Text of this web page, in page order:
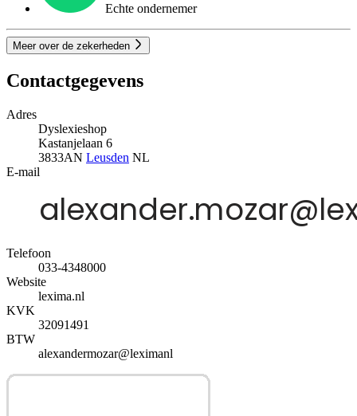
Echte ondernemer
Meer over de zekerheden
Contactgegevens
Adres
Dyslexieshop
Kastanjelaan 6
3833AN Leusden NL
E-mail
Telefoon
033-4348000
Website
lexima.nl
KVK
32091491
BTW
alexandermozar@leximanl